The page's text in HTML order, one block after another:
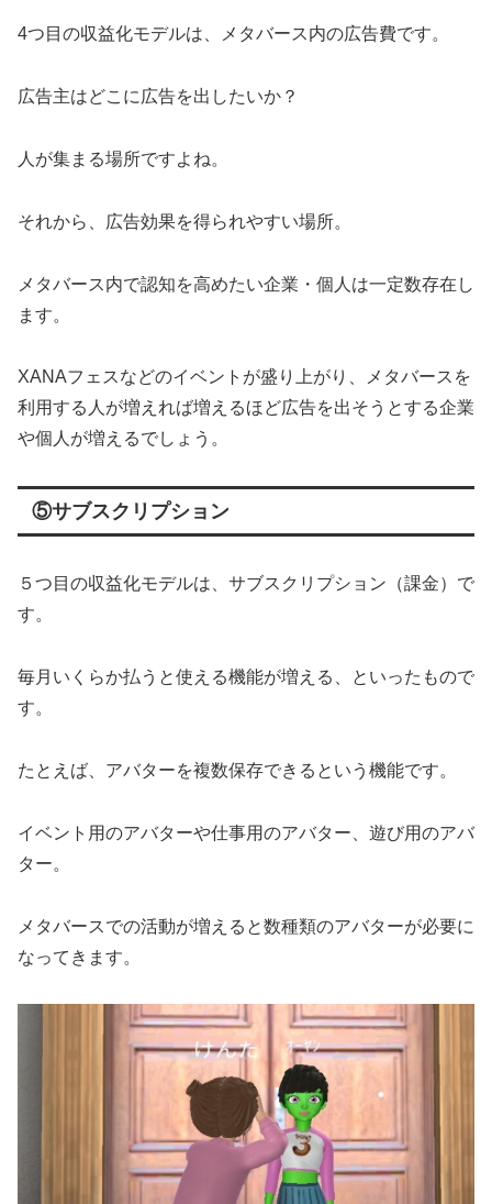
4つ目の収益化モデルは、メタバース内の広告費です。
広告主はどこに広告を出したいか？
人が集まる場所ですよね。
それから、広告効果を得られやすい場所。
メタバース内で認知を高めたい企業・個人は一定数存在し
ます。
XANAフェスなどのイベントが盛り上がり、メタバースを
利用する人が増えれば増えるほど広告を出そうとする企業
や個人が増えるでしょう。
⑤サブスクリプション
５つ目の収益化モデルは、サブスクリプション（課金）で
す。
毎月いくらか払うと使える機能が増える、といったもので
す。
たとえば、アバターを複数保存できるという機能です。
イベント用のアバターや仕事用のアバター、遊び用のアバ
ター。
メタバースでの活動が増えると数種類のアバターが必要に
なってきます。